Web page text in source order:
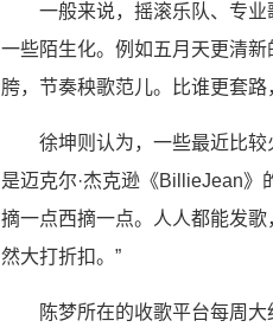
一般来说，摇滚乐队、专
一些陌生化。例如五月天更清
胯，节奏秧歌范儿。比谁更套路
徐坤则认为，一些最近比
是迈克尔·杰克逊《BillieJean
摘一点西摘一点。人人都能发
然大打折扣。”
陈梦所在的收歌平台每周